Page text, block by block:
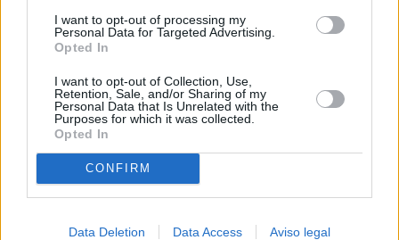
I want to opt-out of processing my
Personal Data for Targeted Advertising.
Opted In
I want to opt-out of Collection, Use,
Retention, Sale, and/or Sharing of my
Personal Data that Is Unrelated with the
Purposes for which it was collected.
Opted In
CONFIRM
Data Deletion Data Access Aviso legal